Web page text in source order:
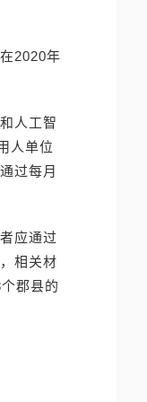
2020年
人工智
人单位
过每月
应通过
相关材
郡县的